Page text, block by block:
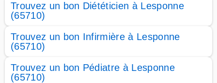
Trouvez un bon Diététicien à Lesponne
(65710)
Trouvez un bon Infirmière à Lesponne
(65710)
Trouvez un bon Pédiatre à Lesponne
(65710)